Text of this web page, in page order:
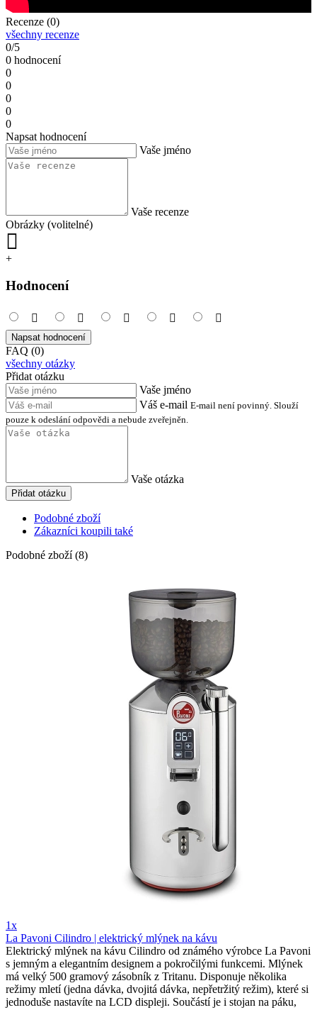
Recenze (0)
všechny recenze
0/5
0 hodnocení
0
0
0
0
0
Napsat hodnocení
Vaše jméno
Vaše recenze
Obrázky (volitelné)
+
Hodnocení
Napsat hodnocení
FAQ (0)
všechny otázky
Přidat otázku
Vaše jméno
Váš e-mail E-mail není povinný. Slouží
pouze k odeslání odpovědi a nebude zveřejněn.
Vaše otázka
Přidat otázku
Podobné zboží
Zákazníci koupili také
Podobné zboží (8)
1x
La Pavoni Cilindro | elektrický mlýnek na kávu
Elektrický mlýnek na kávu Cilindro od známého výrobce La Pavoni
s jemným a elegantním designem a pokročilými funkcemi. Mlýnek
má velký 500 gramový zásobník z Tritanu. Disponuje několika
režimy mletí (jedna dávka, dvojitá dávka, nepřetržitý režim), které si
jednoduše nastavíte na LCD displeji. Součástí je i stojan na páku,